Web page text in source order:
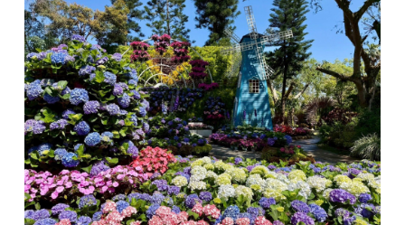
推薦景點
討論區
聯絡我們